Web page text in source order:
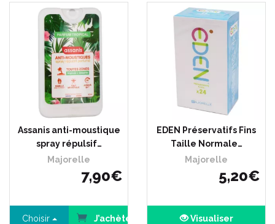
Assanis anti-moustique
spray répulsif…
Majorelle
7,90€
Choisir J’achète
EDEN Préservatifs Fins
Taille Normale…
Majorelle
5,20€
Visualiser